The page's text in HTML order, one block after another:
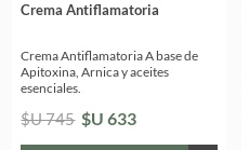
Crema Antiflamatoria
Crema Antiflamatoria A base de
Apitoxina, Arnica y aceites
esenciales.
$U 745 $U 633